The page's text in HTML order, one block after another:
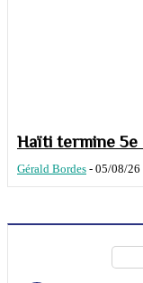
Haïti termine 5e
Gérald Bordes - 05/08/26